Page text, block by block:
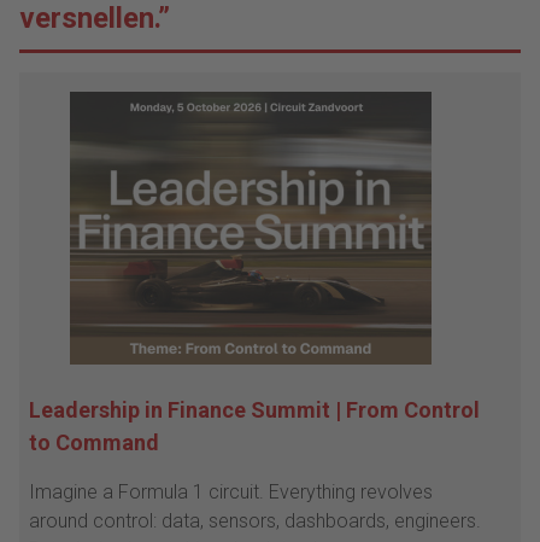
versnellen.”
Leadership in Finance Summit | From Control
to Command
Imagine a Formula 1 circuit. Everything revolves
around control: data, sensors, dashboards, engineers.